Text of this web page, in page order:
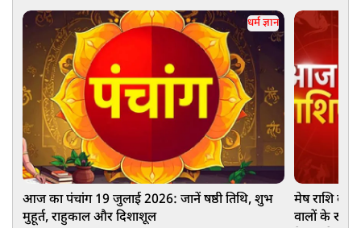
धर्म ज्ञान
आज का पंचांग 19 जुलाई 2026: जानें षष्ठी तिथि, शुभ
मुहूर्त, राहुकाल और दिशाशूल
मेष राशि वालों
वालों के रुके